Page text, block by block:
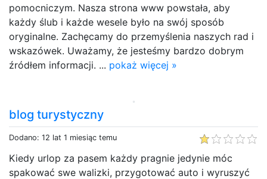
pomocniczym. Nasza strona www powstała, aby
każdy ślub i każde wesele było na swój sposób
oryginalne. Zachęcamy do przemyślenia naszych rad i
wskazówek. Uważamy, że jesteśmy bardzo dobrym
źródłem informacji. ... pokaż więcej »
blog turystyczny
Dodano: 12 lat 1 miesiąc temu
Kiedy urlop za pasem każdy pragnie jedynie móc
spakować swe walizki, przygotować auto i wyruszyć